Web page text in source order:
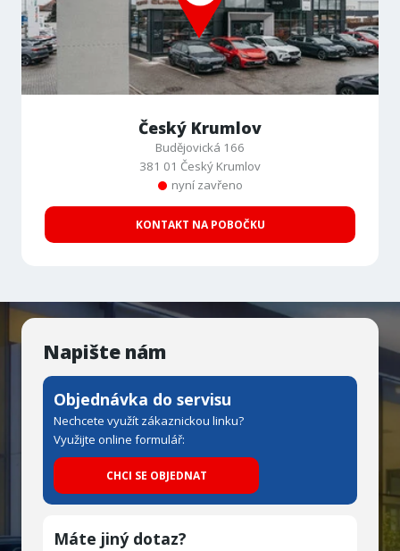
Český Krumlov
Budějovická 166
381 01 Český Krumlov
nyní zavřeno
KONTAKT NA POBOČKU
Napište nám
Objednávka do servisu
Nechcete využít zákaznickou linku?
Využijte online formulář:
CHCI SE OBJEDNAT
Máte jiný dotaz?